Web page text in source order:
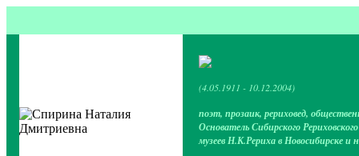
(4.05.1911 - 10.12.2004)
поэт, прозаик, рериховед,
Основатель Сибирского
музеев Н.К.Рериха в Новосибирске и